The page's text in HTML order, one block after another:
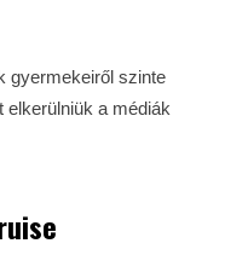
gyermekeiről szinte
a médiák